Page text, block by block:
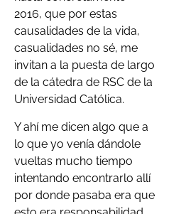
2016, que por estas
causalidades de la vida,
casualidades no sé, me
invitan a la puesta de largo
de la cátedra de RSC de la
Universidad Católica.
Y ahí me dicen algo que a
lo que yo venía dándole
vueltas mucho tiempo
intentando encontrarlo allí
por donde pasaba era que